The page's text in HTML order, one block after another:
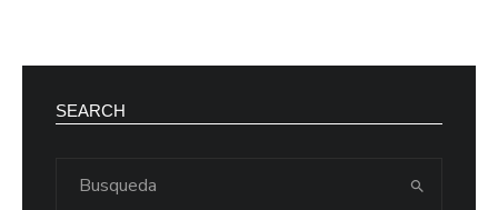
SEARCH